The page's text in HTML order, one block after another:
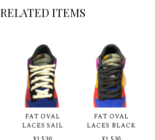
RELATED ITEMS
FAT OVAL
LACES SAIL
FAT OVAL
LACES BLACK